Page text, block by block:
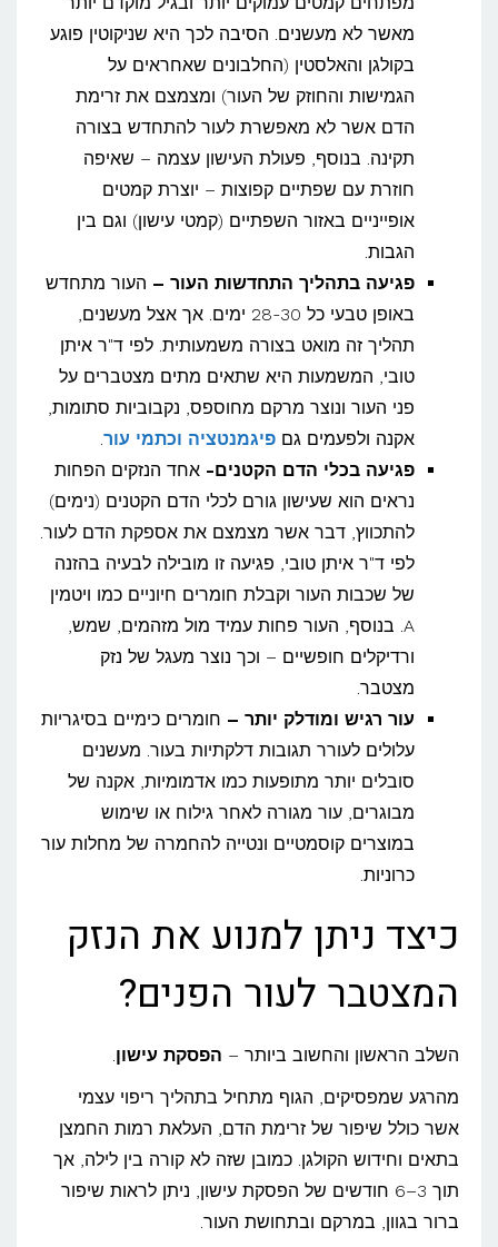
מאשר לא מעשנים. הסיבה לכך היא שניקוטין פוגע
בקולגן והאלסטין (החלבונים שאחראים על
הגמישות והחוזק של העור) ומצמצם את זרימת
הדם אשר לא מאפשרת לעור להתחדש בצורה
תקינה. בנוסף, פעולת העישון עצמה – שאיפה
חוזרת עם שפתיים קפוצות – יוצרת קמטים
אופייניים באזור השפתיים (קמטי עישון) וגם בין
הגבות.
פגיעה בתהליך התחדשות העור – העור מתחדש
באופן טבעי כל 28-30 ימים. אך אצל מעשנים,
תהליך זה מואט בצורה משמעותית. לפי ד"ר איתן
טובי, המשמעות היא שתאים מתים מצטברים על
פני העור ונוצר מרקם מחוספס, נקבוביות סתומות,
אקנה ולפעמים גם פיגמנטציה וכתמי עור.
פגיעה בכלי הדם הקטנים- אחד הנזקים הפחות
נראים הוא שעישון גורם לכלי הדם הקטנים (נימים)
להתכווץ, דבר אשר מצמצם את אספקת הדם לעור.
לפי ד"ר איתן טובי, פגיעה זו מובילה לבעיה בהזנה
של שכבות העור וקבלת חומרים חיוניים כמו ויטמין
A. בנוסף, העור פחות עמיד מול מזהמים, שמש,
ורדיקלים חופשיים – וכך נוצר מעגל של נזק
מצטבר.
עור רגיש ומודלק יותר – חומרים כימיים בסיגריות
עלולים לעורר תגובות דלקתיות בעור. מעשנים
סובלים יותר מתופעות כמו אדמומיות, אקנה של
מבוגרים, עור מגורה לאחר גילוח או שימוש
במוצרים קוסמטיים ונטייה להחמרה של מחלות עור
כרוניות.
כיצד ניתן למנוע את הנזק
המצטבר לעור הפנים?
השלב הראשון והחשוב ביותר – הפסקת עישון.
מהרגע שמפסיקים, הגוף מתחיל בתהליך ריפוי עצמי
אשר כולל שיפור של זרימת הדם, העלאת רמות החמצן
בתאים וחידוש הקולגן. כמובן שזה לא קורה בין לילה, אך
תוך 3–6 חודשים של הפסקת עישון, ניתן לראות שיפור
ברור בגוון, במרקם ובתחושת העור.